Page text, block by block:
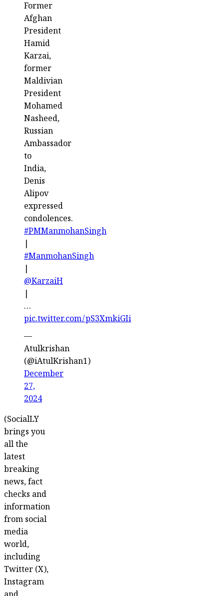
Former
Afghan
President
Hamid
Karzai,
former
Maldivian
President
Mohamed
Nasheed,
Russian
Ambassador
to
India,
Denis
Alipov
expressed
condolences.
#PMManmohanSingh
#ManmohanSingh
@KarzaiH
…
pic.twitter.com/pS3XmkiGIi
—
Atulkrishan
(@iAtulKrishan1)
December
27,
2024
(SocialLY
brings you
all the
latest
breaking
news, fact
checks and
information
from social
media
world,
including
Twitter (X),
Instagram